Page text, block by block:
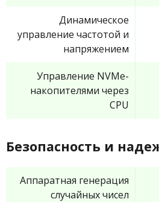
Динамическое
управление частотой и
напряжением
Управление NVMe-
накопителями через
CPU
Безопасность и
Аппаратная генерация
случайных чисел